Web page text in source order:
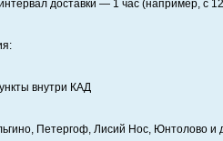
доставки — 1 час (например, с
внутри КАД
Петергоф, Лисий Нос, Юнтолово и